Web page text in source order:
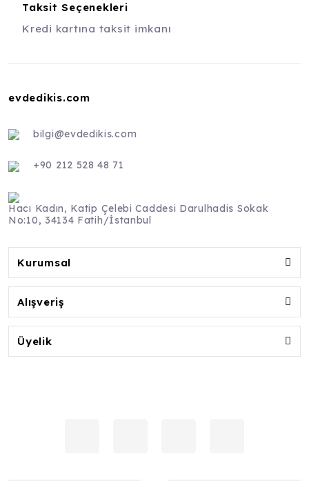
Taksit Seçenekleri
Kredi kartına taksit imkanı
evdedikis.com
bilgi@evdedikis.com
+90 212 528 48 71
Hacı Kadın, Katip Çelebi Caddesi Darulhadis Sokak
No:10, 34134 Fatih/İstanbul
Kurumsal
Alışveriş
Üyelik